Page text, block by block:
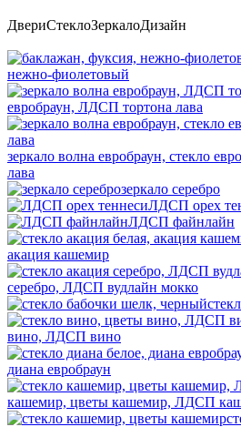
ДвериСтеклоЗеркалоДизайн
нежно-фиолетовый
евробраун, ЛДСП тортона лава
зеркало волна евробраун, стекло
лава
зеркало серебро
ЛДСП орех
ЛДСП файнлайн
акация кашемир
серебро, ЛДСП вудлайн мокко
вино, ЛДСП вино
диана евробраун
кашемир, цветы кашемир, ЛДСП